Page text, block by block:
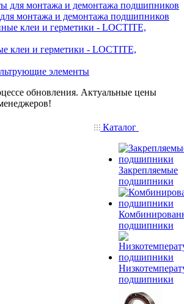
монтажа и демонтажа подшипников
клеи и герметики - LOCTITE,
элементы
обновления. Актуальные цены
Каталог
Закрепляемые
подшипники
подшипники
подшипники